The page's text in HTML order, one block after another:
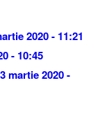
2020 - 11:21
- 10:45
martie 2020 -